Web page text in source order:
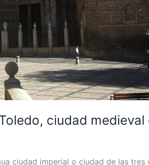
ciudad
ciudad imperial o ciudad de las